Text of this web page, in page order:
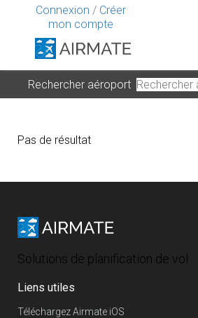
Connexion / Créer
mon compte
Rechercher aéroport
Pas de résultat
Solutions de planification de vol
Liens utiles
Téléchargez Airmate iOS